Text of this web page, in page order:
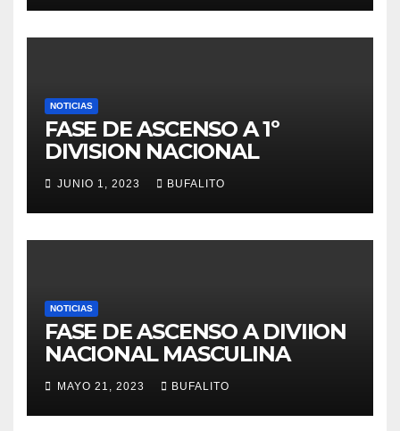
NOTICIAS
FASE DE ASCENSO A 1º
DIVISION NACIONAL
JUNIO 1, 2023 BUFALITO
NOTICIAS
FASE DE ASCENSO A DIVIION
NACIONAL MASCULINA
MAYO 21, 2023 BUFALITO